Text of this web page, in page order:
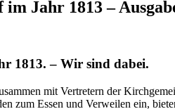
Jahr 1813 –
1813. – Wir sind dabei.
mit Vertretern der
zum Essen und Verweilen ein,